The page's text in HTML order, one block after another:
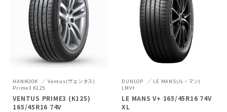
HANKOOK
Ventus(ヴェンタス)
Prime3 K125
VENTUS PRIME3 (K125)
165/45R16 74V
DUNLOP
LE MANS(ル・マン)
LMV+
LE MANS V+ 165/45R16 74V
XL